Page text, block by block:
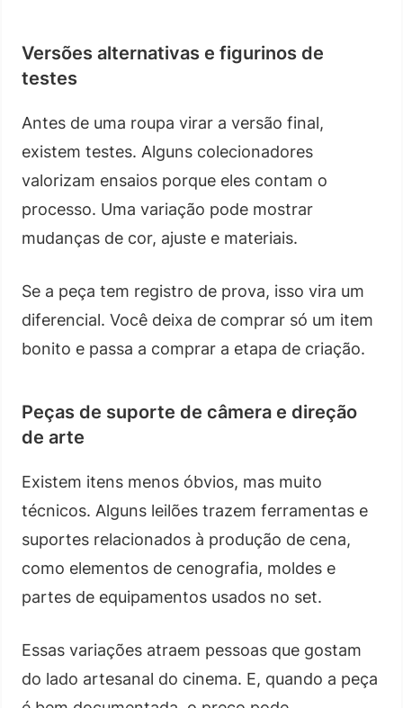
Versões alternativas e figurinos de
testes
Antes de uma roupa virar a versão final,
existem testes. Alguns colecionadores
valorizam ensaios porque eles contam o
processo. Uma variação pode mostrar
mudanças de cor, ajuste e materiais.
Se a peça tem registro de prova, isso vira um
diferencial. Você deixa de comprar só um item
bonito e passa a comprar a etapa de criação.
Peças de suporte de câmera e direção
de arte
Existem itens menos óbvios, mas muito
técnicos. Alguns leilões trazem ferramentas e
suportes relacionados à produção de cena,
como elementos de cenografia, moldes e
partes de equipamentos usados no set.
Essas variações atraem pessoas que gostam
do lado artesanal do cinema. E, quando a peça